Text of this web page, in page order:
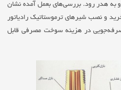
به هدر رود. بررسی‌های بعمل آمده نشان‌
و نصب شیرهای ترموستاتیک رادیاتور
صرفه‌جویی در هزینه سوخت مصرفی قابل